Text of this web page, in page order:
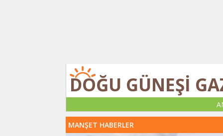
DOĞU GÜNEŞİ
MANŞET HABERLER